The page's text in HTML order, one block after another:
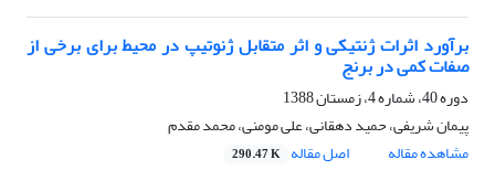
برآورد اثرات ژنتیکی و اثر متقابل ژنوتیپ در محیط برای برخی از
صفات کمی در برنج
دوره 40، شماره 4، زمستان 1388
پیمان شریفى، حمید دهقانی، علی مومنی، محمد مقدم
مشاهده مقاله
اصل مقاله 290.47 K